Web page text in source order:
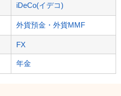
iDeCo(イデコ)
外貨預金・外貨MMF
FX
年金